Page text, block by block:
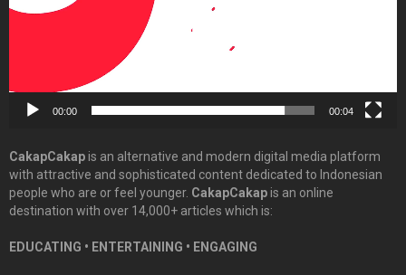
00:00 00:04
CakapCakapis an alternative and modern digital media platform
with attractive and sophisticated content dedicated to Indonesian
people who are or feel younger. CakapCakapis an online
destination with over 14,000+ articles which is:
EDUCATING • ENTERTAINING • ENGAGING